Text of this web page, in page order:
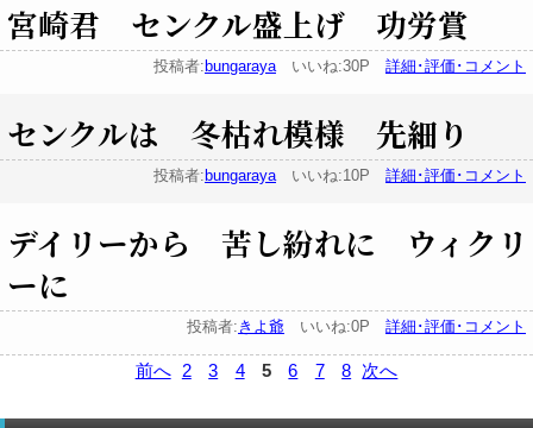
宮崎君 センクル盛上げ 功労賞
投稿者: bungarayaいいね:30P 詳細･評価･コメント
センクルは 冬枯れ模様 先細り
投稿者: bungarayaいいね:10P 詳細･評価･コメント
デイリーから 苦し紛れに ウィクリ
ーに
投稿者: きよ爺 いいね:0P 詳細･評価･コメント
前へ 2 3 4 5 6 7 8 次へ